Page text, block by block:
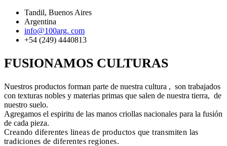
Tandil, Buenos Aires
Argentina
info@100arg. com
+54 (249) 4440813
FUSIONAMOS CULTURAS
Nuestros productos forman parte de nuestra cultura , son trabajados
con texturas nobles y materias primas que salen de nuestra tierra, de
nuestro suelo.
Agregamos el espiritu de las manos criollas nacionales para la fusión
de cada pieza.
Creando diferentes lineas de productos que transmiten las
tradiciones de diferentes regiones.